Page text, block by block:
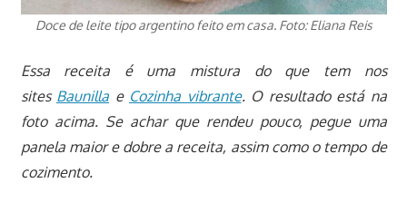
Doce de leite tipo argentino feito em casa. Foto: Eliana Reis
Essa receita é uma mistura do que tem nos
sites Baunilla e Cozinha vibrante. O resultado está na
foto acima. Se achar que rendeu pouco, pegue uma
panela maior e dobre a receita, assim como o tempo de
cozimento.